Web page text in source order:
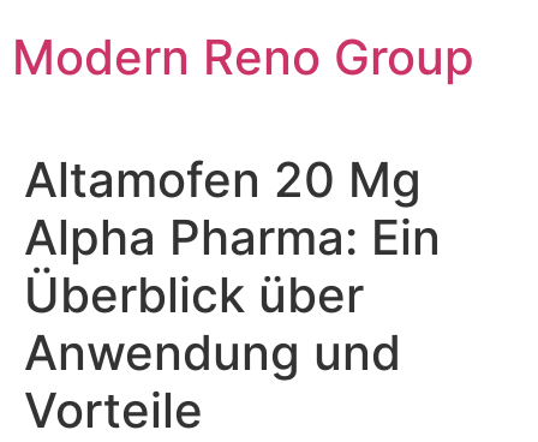
to
content
Modern Reno Group
Altamofen 20 Mg
Alpha Pharma: Ein
Überblick über
Anwendung und
Vorteile